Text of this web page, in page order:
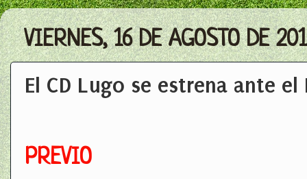
VIERNES, 16 DE AGOSTO DE
El CD Lugo se estrena ante el
PREVIO